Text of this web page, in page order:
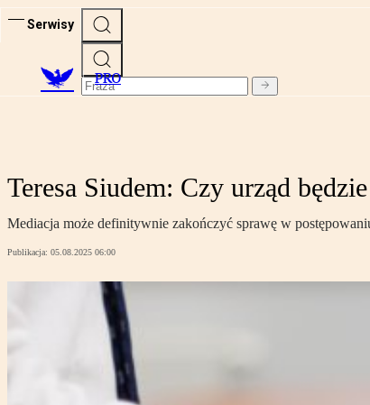
Serwisy
PRO
Teresa Siudem: Czy urząd
Mediacja może definitywnie zakończyć sprawę w
Publikacja: 05.08.2025 06:00